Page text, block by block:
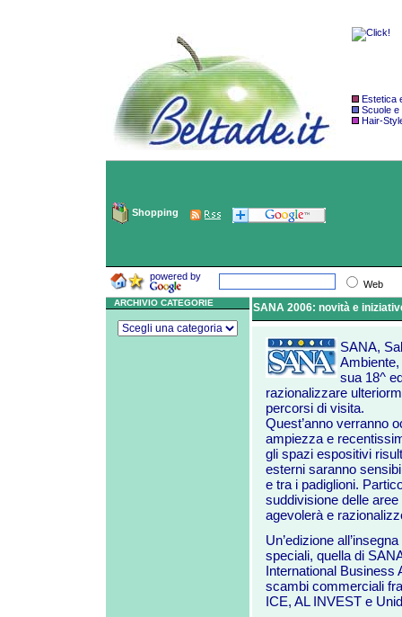
Estetica
Scuole e
Hair-
Shopping
powered by
Web
ARCHIVIO CATEGORIE SANA 2006: novità e
SANA,
sua 18^
razionalizzare
percorsi di visita.
Quest’anno verranno
ampiezza e
gli spazi espositivi
esterni saranno
e tra i padiglioni.
suddivisione delle
agevolerà e
Un’edizione
speciali, quella di
International Business
scambi commerciali
ICE, AL INVEST e